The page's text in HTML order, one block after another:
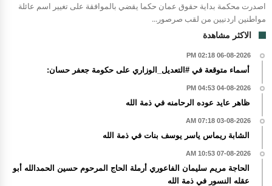
اصدرت محكمة بداية حقوق عمان حكما يقضي بالموافقة على تغيير اسم عائلة
مواطنين اردنيين من لقب صرصور...
الاكثر مشاهدة
06-08-2026 02:18 PM
أسماء متوقعة في #التعديل_الوزاري على حكومة جعفر حسان:
04-08-2026 04:53 PM
ظاهر عايد عوده الرحامنه في ذمة الله
03-08-2026 07:18 AM
الشابة ريماس ياسر يوسف بنات في ذمة الله
07-08-2026 10:53 AM
الحاجة مريم سليمان الفاعوري أرملة الحاج المرحوم حسين الحمدالله أبو
عقله النسور في ذمة الله